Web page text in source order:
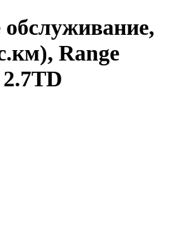
обслуживание,
Range